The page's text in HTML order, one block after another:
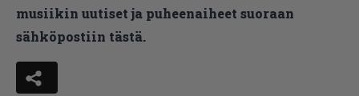
musiikin uutiset ja puheenaiheet suoraan
sähköpostiin tästä.